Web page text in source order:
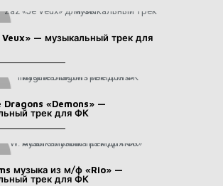
Veux» — музыкальный трек для
Dragons «Demons» —
трек для ФК
музыка из м/ф «Rio» —
трек для ФК